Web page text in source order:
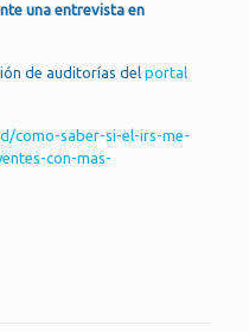
una entrevista en
de auditorías del portal
como-saber-si-el-irs-me-
con-mas-